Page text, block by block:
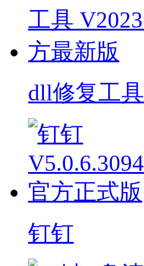
dll修复工具
钉钉